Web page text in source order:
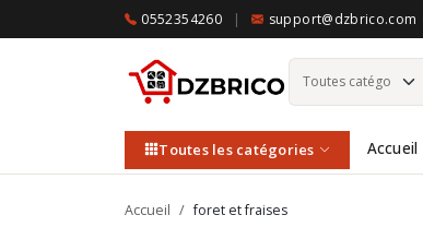
0552354260 | support@dzbrico.com
Toutes les catégories Accueil
Accueil / foret et fraises